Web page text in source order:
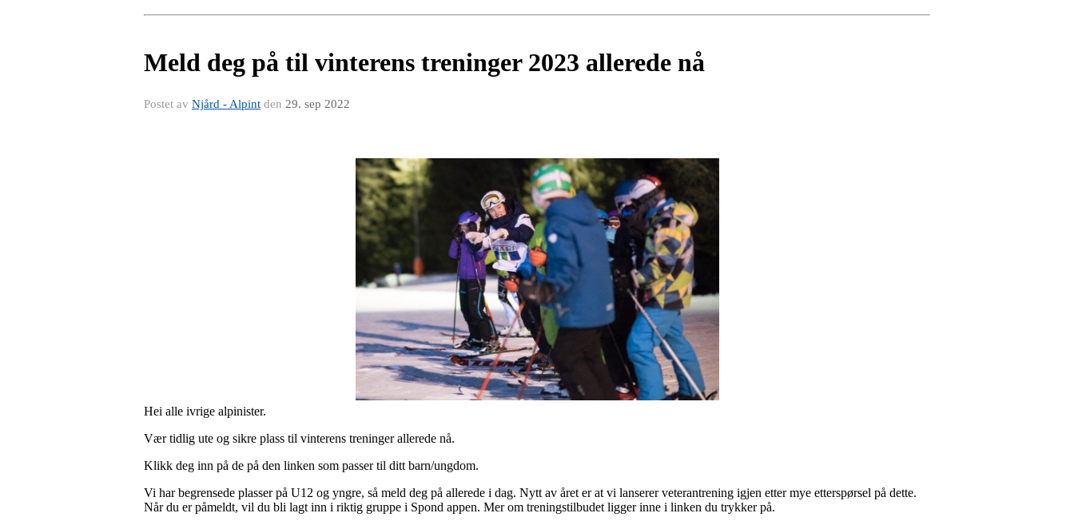
Meld deg på til vinterens treninger 2023 allerede nå
Postet av Njård - Alpint den 29. sep 2022
Hei alle ivrige alpinister.
Vær tidlig ute og sikre plass til vinterens treninger allerede nå.
Klikk deg inn på de på den linken som passer til ditt barn/ungdom.
Vi har begrensede plasser på U12 og yngre, så meld deg på allerede i dag. Nytt av året er at vi lanserer veterantrening igjen etter mye etterspørsel på dette.
Når du er påmeldt, vil du bli lagt inn i riktig gruppe i Spond appen. Mer om treningstilbudet ligger inne i linken du trykker på.